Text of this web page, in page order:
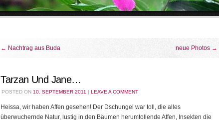
← Nachtrag aus Buda neue Photos →
Tarzan Und Jane…
POSTED ON 10. SEPTEMBER 2011 | LEAVE A COMMENT
Heissa, wir haben Affen gesehen! Der Dschungel war toll, die alles
überwuchernde Natur, lustig in den Bäumen herumtollende Affen, Insekten die